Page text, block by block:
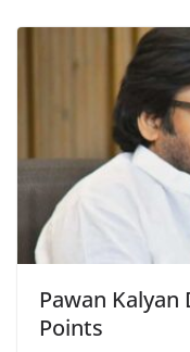
Pawan
Points